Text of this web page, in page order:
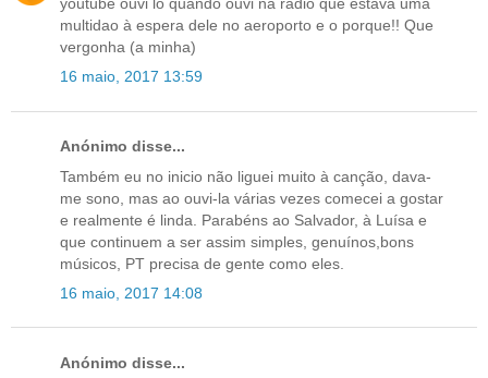
multidao à espera dele no aeroporto e o porque!! Que
vergonha (a minha)
16 maio, 2017 13:59
Anónimo disse...
Também eu no inicio não liguei muito à canção, dava-
me sono, mas ao ouvi-la várias vezes comecei a gostar
e realmente é linda. Parabéns ao Salvador, à Luísa e
que continuem a ser assim simples, genuínos,bons
músicos, PT precisa de gente como eles.
16 maio, 2017 14:08
Anónimo disse...